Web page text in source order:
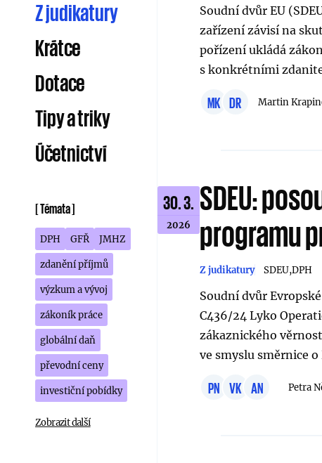
Z judikatury
Krátce
Dotace
Tipy a triky
Účetnictví
[Témata]
DPH GFŘ
JMHZ
zdanění příjmů
výzkum a vývoj
zákoník práce
globální daň
převodní ceny
investiční pobídky
Zobrazit další
Soudní dvůr EU
zařízení závisí na
pořízení ukládá
s konkrétními
MK DR Martin
30. 3.
2026
SDEU:
programu
Z judikatury SDEU DPH
Soudní dvůr
C436/24 Lyko
zákaznického
ve smyslu směrnice
PN VK AN Petra